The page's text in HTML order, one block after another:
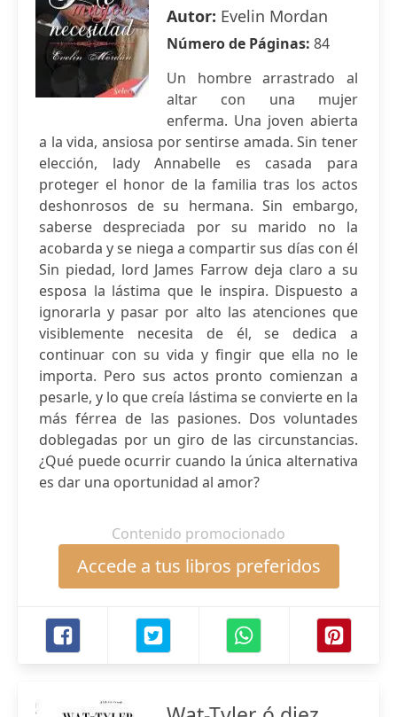
Autor: Evelin Mordan
Número de Páginas: 84
Un hombre arrastrado al
altar con una mujer
enferma. Una joven abierta
a la vida, ansiosa por sentirse amada. Sin tener
elección, lady Annabelle es casada para
proteger el honor de la familia tras los actos
deshonrosos de su hermana. Sin embargo,
saberse despreciada por su marido no la
acobarda y se niega a compartir sus días con él
Sin piedad, lord James Farrow deja claro a su
esposa la lástima que le inspira. Dispuesto a
ignorarla y pasar por alto las atenciones que
visiblemente necesita de él, se dedica a
continuar con su vida y fingir que ella no le
importa. Pero sus actos pronto comienzan a
pesarle, y lo que creía lástima se convierte en la
más férrea de las pasiones. Dos voluntades
doblegadas por un giro de las circunstancias.
¿Qué puede ocurrir cuando la única alternativa
es dar una oportunidad al amor?
Contenido promocionado
Accede a tus libros preferidos